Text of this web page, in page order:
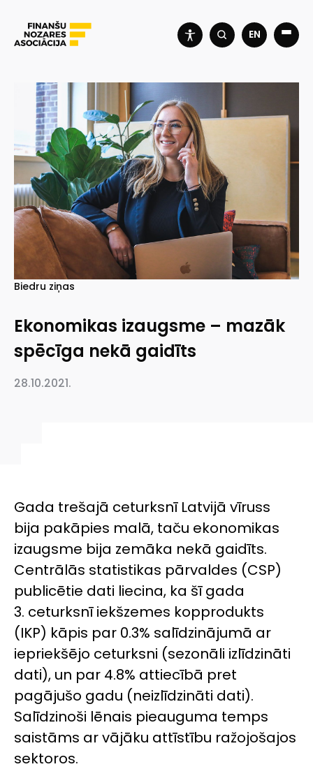
EN
Biedru ziņas
Ekonomikas izaugsme – mazāk
spēcīga nekā gaidīts
28.10.2021.
Gada trešajā ceturksnī Latvijā vīruss
bija pakāpies malā, taču ekonomikas
izaugsme bija zemāka nekā gaidīts.
Centrālās statistikas pārvaldes (CSP)
publicētie dati liecina, ka šī gada
3. ceturksnī iekšzemes kopprodukts
(IKP) kāpis par 0.3% salīdzinājumā ar
iepriekšējo ceturksni (sezonāli izlīdzināti
dati), un par 4.8% attiecībā pret
pagājušo gadu (neizlīdzināti dati).
Salīdzinoši lēnais pieauguma temps
saistāms ar vājāku attīstību ražojošajos
sektoros.